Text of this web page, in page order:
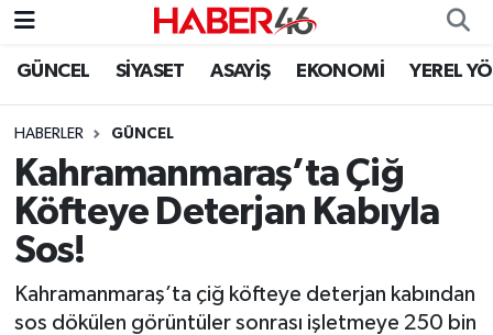
GÜNCEL SİYASET ASAYİŞ EKONOMİ YEREL
HABERLER GÜNCEL
Kahramanmaraş’ta Çiğ
Köfteye Deterjan Kabıyla
Sos!
Kahramanmaraş’ta çiğ köfteye deterjan kabından
sos dökülen görüntüler sonrası işletmeye 250 bin
GÜNCEL
SİYASET
EKONOMİ
SPOR
YAŞAM
Nöbetçi Eczaneler
Hava Durumu
Kahramanmaraş Namaz Vakitleri
Trafik Durumu
Süper Lig Puan Durumu ve Fikstür